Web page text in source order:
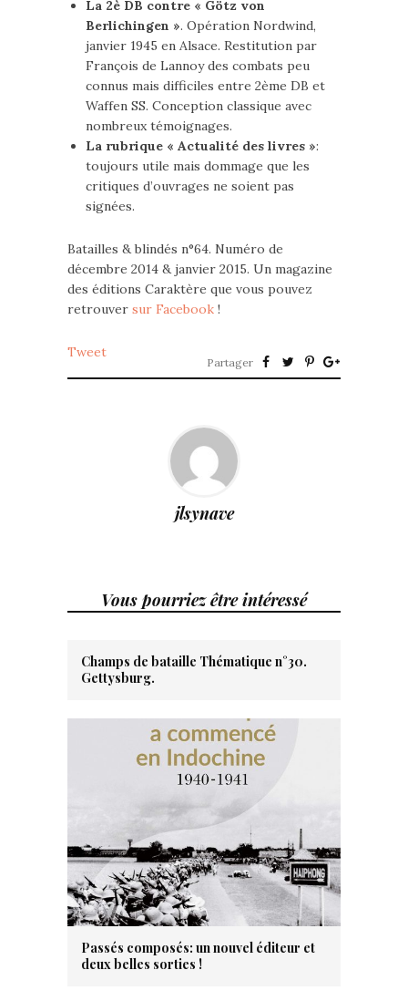
La 2è DB contre « Götz von
Berlichingen ». Opération Nordwind,
janvier 1945 en Alsace. Restitution par
François de Lannoy des combats peu
connus mais difficiles entre 2ème DB et
Waffen SS. Conception classique avec
nombreux témoignages.
La rubrique « Actualité des livres »:
toujours utile mais dommage que les
critiques d’ouvrages ne soient pas
signées.
Batailles & blindés n°64. Numéro de
décembre 2014 & janvier 2015. Un magazine
des éditions Caraktère que vous pouvez
retrouver sur Facebook !
Tweet
Partager
jlsynave
Vous pourriez être intéressé
Champs de bataille Thématique n°30.
Gettysburg.
Passés composés: un nouvel éditeur et
deux belles sorties !